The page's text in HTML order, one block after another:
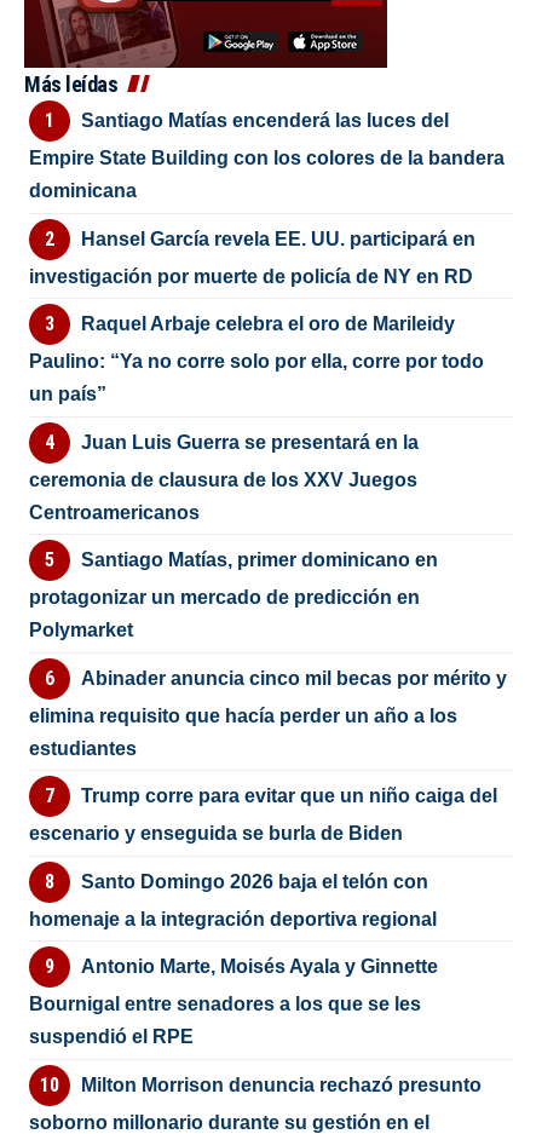
Más leídas
Santiago Matías encenderá las luces del
Empire State Building con los colores de la bandera
dominicana
Hansel García revela EE. UU. participará en
investigación por muerte de policía de NY en RD
Raquel Arbaje celebra el oro de Marileidy
Paulino: “Ya no corre solo por ella, corre por todo
un país”
Juan Luis Guerra se presentará en la
ceremonia de clausura de los XXV Juegos
Centroamericanos
Santiago Matías, primer dominicano en
protagonizar un mercado de predicción en
Polymarket
Abinader anuncia cinco mil becas por mérito y
elimina requisito que hacía perder un año a los
estudiantes
Trump corre para evitar que un niño caiga del
escenario y enseguida se burla de Biden
Santo Domingo 2026 baja el telón con
homenaje a la integración deportiva regional
Antonio Marte, Moisés Ayala y Ginnette
Bournigal entre senadores a los que se les
suspendió el RPE
Milton Morrison denuncia rechazó presunto
soborno millonario durante su gestión en el